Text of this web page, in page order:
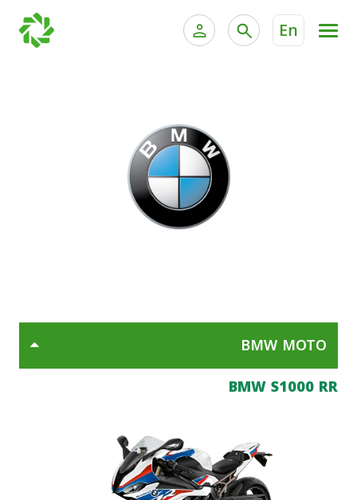
En
الخدمات المصرفية الإلكترونية للشركات
خدمة "بيتك" للتداول الإلكتروني
جميع السيارات
اتصل بنا
مواقع الفروع وأجهزة الصرف الآلي
BMW MOTO
BMW S1000 RR